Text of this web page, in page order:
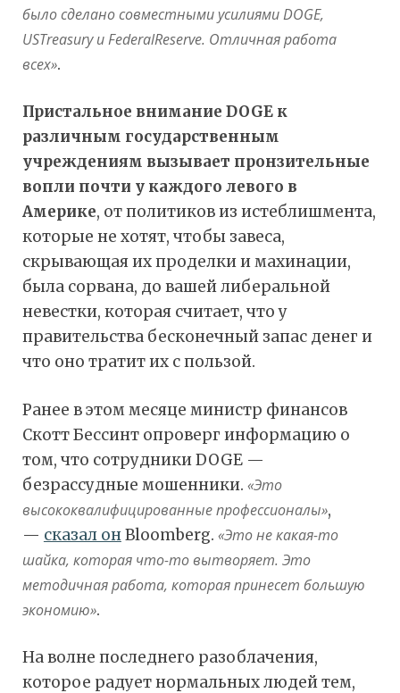
было сделано совместными усилиями DOGE,
USTreasury и FederalReserve. Отличная работа
всех».
Пристальное внимание DOGE к
различным государственным
учреждениям вызывает пронзительные
вопли почти у каждого левого в
Америке, от политиков из истеблишмента,
которые не хотят, чтобы завеса,
скрывающая их проделки и махинации,
была сорвана, до вашей либеральной
невестки, которая считает, что у
правительства бесконечный запас денег и
что оно тратит их с пользой.
Ранее в этом месяце министр финансов
Скотт Бессинт опроверг информацию о
том, что сотрудники DOGE —
безрассудные мошенники. «Это
высококвалифицированные профессионалы»,
— сказал онBloomberg. «Это не какая-то
шайка, которая что-то вытворяет. Это
методичная работа, которая принесет большую
экономию».
На волне последнего разоблачения,
которое радует нормальных людей тем,